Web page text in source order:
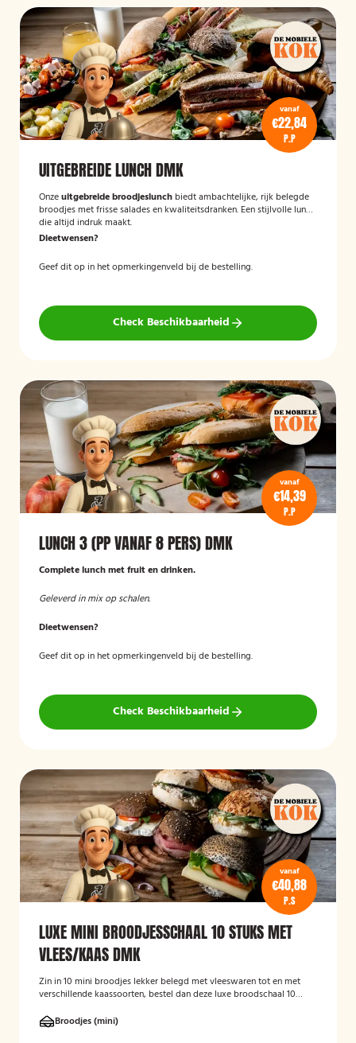
vanaf
€22,84
P.P
UITGEBREIDE LUNCH DMK
Onzeuitgebreide broodjeslunch biedt ambachtelijke, rijk belegde
broodjes met frisse salades en kwaliteitsdranken. Een stijlvolle lunch
die altijd indruk maakt.
Dieetwensen?
Geef dit op in het opmerkingenveld bij de bestelling.
Check Beschikbaarheid
vanaf
€14,39
P.P
LUNCH 3 (PP VANAF 8 PERS) DMK
Complete lunch met fruit en drinken.
Geleverd in mix op schalen.
Dieetwensen?
Geef dit op in het opmerkingenveld bij de bestelling.
Check Beschikbaarheid
vanaf
€40,88
P.S
LUXE MINI BROODJESSCHAAL 10 STUKS MET
VLEES/KAAS DMK
Zin in 10 mini broodjes lekker belegd met vleeswaren tot en met
verschillende kaassoorten, bestel dan deze luxe broodschaal 10
Broodjes (mini)